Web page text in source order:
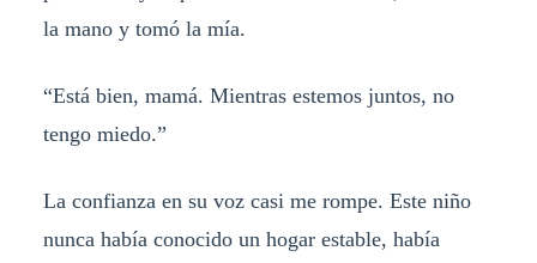
la mano y tomó la mía.
“Está bien, mamá. Mientras estemos juntos, no
tengo miedo.”
La confianza en su voz casi me rompe. Este niño
nunca había conocido un hogar estable, había